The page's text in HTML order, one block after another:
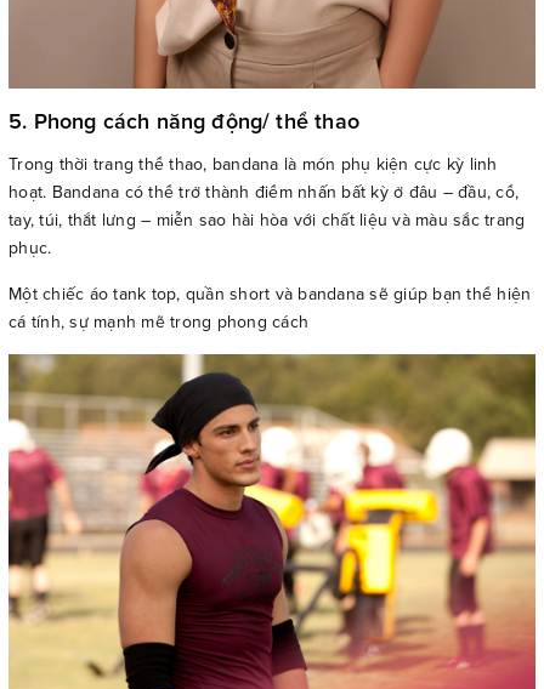
5. Phong cách năng động/ thể thao
Trong thời trang thể thao, bandana là món phụ kiện cực kỳ linh
hoạt. Bandana có thể trở thành điểm nhấn bất kỳ ở đâu – đầu, cổ,
tay, túi, thắt lưng – miễn sao hài hòa với chất liệu và màu sắc trang
phục.
Một chiếc áo tank top, quần short và bandana sẽ giúp bạn thể hiện
cá tính, sự mạnh mẽ trong phong cách